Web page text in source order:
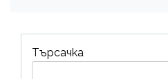
Търсачка